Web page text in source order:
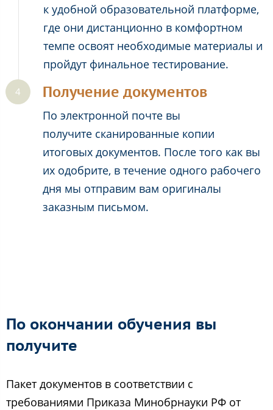
к удобной образовательной платформе,
где они дистанционно в комфортном
темпе освоят необходимые материалы и
пройдут финальное тестирование.
Получение документов
По электронной почте вы
получите сканированные копии
итоговых документов. После того как вы
их одобрите, в течение одного рабочего
дня мы отправим вам оригиналы
заказным письмом.
По окончании обучения вы
получите
Пакет документов в соответствии с
требованиями Приказа Минобрнауки РФ от